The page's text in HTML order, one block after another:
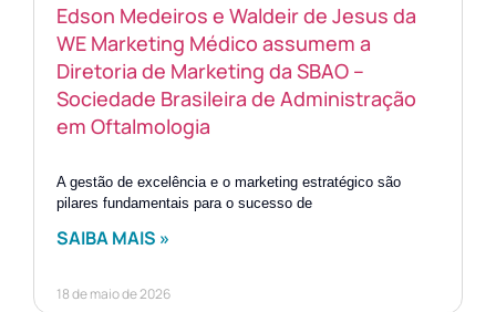
Edson Medeiros e Waldeir de Jesus da
WE Marketing Médico assumem a
Diretoria de Marketing da SBAO –
Sociedade Brasileira de Administração
em Oftalmologia
A gestão de excelência e o marketing estratégico são
pilares fundamentais para o sucesso de
SAIBA MAIS »
18 de maio de 2026